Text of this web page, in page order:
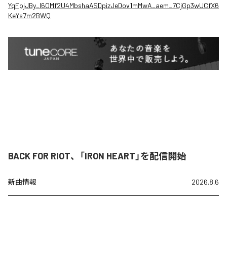
YqFpjJBy_l6OMf2U4MbshaASDpizJeDov1mMwA_aem_7CjGp3wUCfX6
KeYs7m2BWQ
BACK FOR RIOT、「IRON HEART」を配信開始
新曲情報 2026.8.6